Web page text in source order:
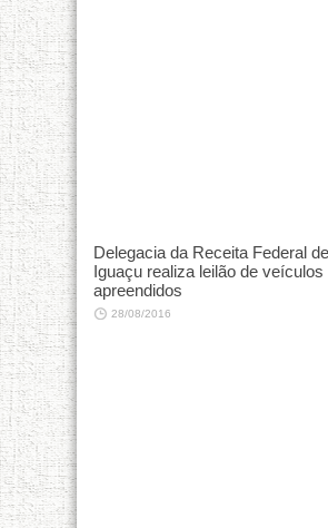
Delegacia da Receita Federal
Iguaçu realiza leilão de veículos
apreendidos
28/08/2016